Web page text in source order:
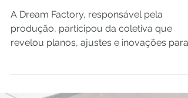
cinco milhões de foliões
A Dream Factory, responsável pela
produção, participou da coletiva que
maior festa do planeta....